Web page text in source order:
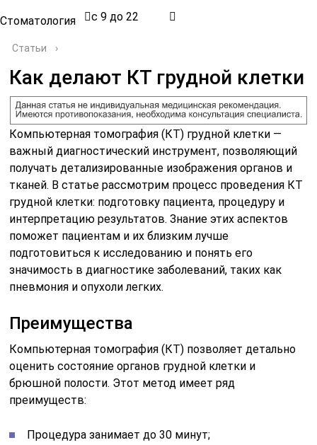
Стоматология с 9 до 22
Статьи ›
Как делают КТ грудной клетки
Компьютерная томография (КТ) грудной клетки —
важный диагностический инструмент, позволяющий
получать детализированные изображения органов и
тканей. В статье рассмотрим процесс проведения КТ
грудной клетки: подготовку пациента, процедуру и
интерпретацию результатов. Знание этих аспектов
поможет пациентам и их близким лучше
подготовиться к исследованию и понять его
значимость в диагностике заболеваний, таких как
пневмония и опухоли легких.
Преимущества
Компьютерная томография (КТ) позволяет детально
оценить состояние органов грудной клетки и
брюшной полости. Этот метод имеет ряд
преимуществ:
Процедура занимает до 30 минут;